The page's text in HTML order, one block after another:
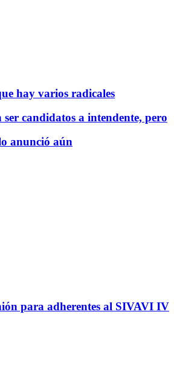
hay varios radicales
ser candidatos a intendente, pero
anunció aún
para adherentes al SIVAVI IV